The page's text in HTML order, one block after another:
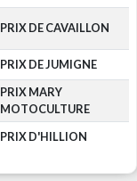
PRIX DE CAVAILLON
PRIX DE JUMIGNE
PRIX MARY
MOTOCULTURE
PRIX D'HILLION